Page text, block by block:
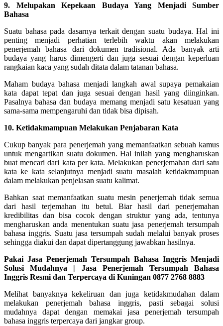
9. Melupakan Kepekaan Budaya Yang Menjadi Sumber
Bahasa
Suatu bahasa pada dasarnya terkait dengan suatu budaya. Hal ini
penting menjadi perhatian terlebih waktu akan melakukan
penerjemah bahasa dari dokumen tradisional. Ada banyak arti
budaya yang harus dimengerti dan juga sesuai dengan keperluan
rangkaian kaca yang sudah ditata dalam tatanan bahasa.
Maham budaya bahasa menjadi langkah awal supaya pemakaian
kata dapat tepat dan juga sesuai dengan hasil yang diinginkan.
Pasalnya bahasa dan budaya memang menjadi satu kesatuan yang
sama-sama mempengaruhi dan tidak bisa dipisah.
10. Ketidakmampuan Melakukan Penjabaran Kata
Cukup banyak para penerjemah yang memanfaatkan sebuah kamus
untuk mengartikan suatu dokumen. Hal inilah yang mengharuskan
buat mencari dari kata per kata. Melakukan penerjemahan dari satu
kata ke kata selanjutnya menjadi suatu masalah ketidakmampuan
dalam melakukan penjelasan suatu kalimat.
Bahkan saat memanfaatkan suatu mesin penerjemah tidak semua
dari hasil terjemahan itu betul. Biar hasil dari penerjemahan
kredibilitas dan bisa cocok dengan struktur yang ada, tentunya
mengharuskan anda menentukan suatu jasa penerjemah tersumpah
bahasa inggris. Suatu jasa tersumpah sudah melalui banyak proses
sehingga diakui dan dapat dipertanggung jawabkan hasilnya.
Pakai Jasa Penerjemah Tersumpah Bahasa Inggris Menjadi
Solusi Mudahnya | Jasa Penerjemah Tersumpah Bahasa
Inggris Resmi dan Terpercaya di Kuningan 0877 2768 8883
Melihat banyaknya kekeliruan dan juga ketidakmudahan dalam
melakukan penerjemah bahasa inggris, pasti sebagai solusi
mudahnya dapat dengan memakai jasa penerjemah tersumpah
bahasa inggris terpercaya dari jangkar group.